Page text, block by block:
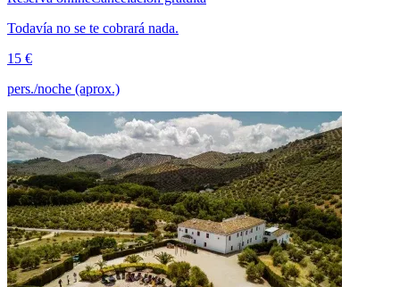
Todavía no se te cobrará nada.
15 €
pers./noche (aprox.)